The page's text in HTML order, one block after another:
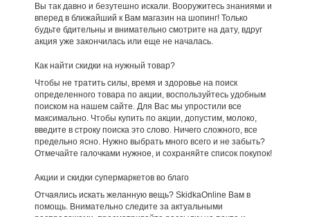
Вы так давно и безутешно искали. Вооружитесь знаниями и
вперед в ближайший к Вам магазин на шопинг! Только
будьте бдительны и внимательно смотрите на дату, вдруг
акция уже закончилась или еще не началась.
Как найти скидки на нужный товар?
Чтобы не тратить силы, время и здоровье на поиск
определенного товара по акции, воспользуйтесь удобным
поиском на нашем сайте. Для Вас мы упростили все
максимально. Чтобы купить по акции, допустим, молоко,
введите в строку поиска это слово. Ничего сложного, все
предельно ясно. Нужно выбрать много всего и не забыть?
Отмечайте галочками нужное, и сохраняйте список покупок!
Акции и скидки супермаркетов во благо
Отчаялись искать желанную вещь? SkidkaOnline Вам в
помощь. Внимательно следите за актуальными